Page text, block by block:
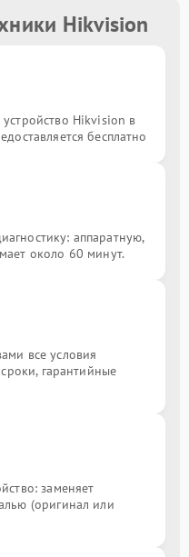
Hikvision
Hikvision в
бесплатно
аппаратную,
около 60 минут.
все условия
гарантийные
заменяет
(оригинал или